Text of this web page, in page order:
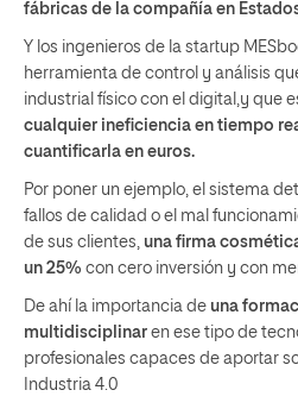
fábricas de la compañía en
Y los ingenieros de la startup
herramienta de control y análisis
industrial físico con el digital,y que
cualquier ineficiencia en tiempo
cuantificarla en euros.
Por poner un ejemplo, el sistema
fallos de calidad o el mal
de sus clientes, una firma
un 25% con cero inversión y con
De ahí la importancia de una
multidisciplinar en ese tipo de
profesionales capaces de aportar
Industria 4.0